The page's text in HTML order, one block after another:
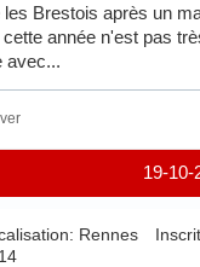
les Brestois après un
année n'est pas
avec...
19-10-
Rennes